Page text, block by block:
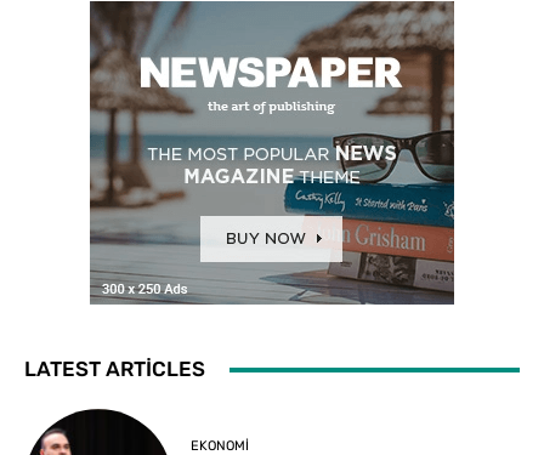
LATEST ARTICLES
EKONOMI